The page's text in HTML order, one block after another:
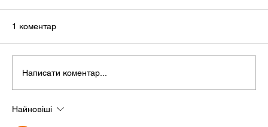
1 коментар
Написати коментар...
Найновіші